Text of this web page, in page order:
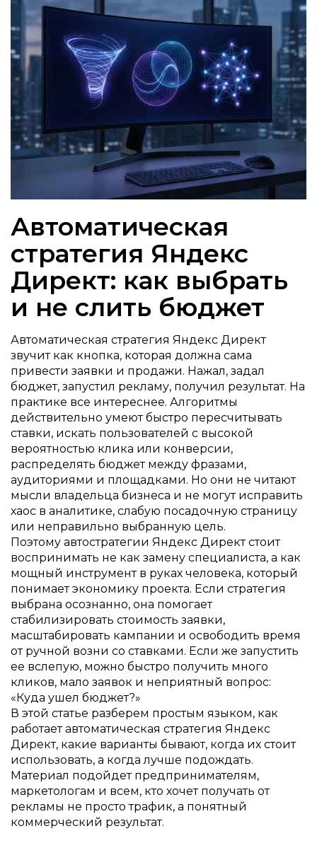
Автоматическая
стратегия Яндекс
Директ: как выбрать
и не слить бюджет
Автоматическая стратегия Яндекс Директ
звучит как кнопка, которая должна сама
привести заявки и продажи. Нажал, задал
бюджет, запустил рекламу, получил результат. На
практике все интереснее. Алгоритмы
действительно умеют быстро пересчитывать
ставки, искать пользователей с высокой
вероятностью клика или конверсии,
распределять бюджет между фразами,
аудиториями и площадками. Но они не читают
мысли владельца бизнеса и не могут исправить
хаос в аналитике, слабую посадочную страницу
или неправильно выбранную цель.
Поэтому автостратегии Яндекс Директ стоит
воспринимать не как замену специалиста, а как
мощный инструмент в руках человека, который
понимает экономику проекта. Если стратегия
выбрана осознанно, она помогает
стабилизировать стоимость заявки,
масштабировать кампании и освободить время
от ручной возни со ставками. Если же запустить
ее вслепую, можно быстро получить много
кликов, мало заявок и неприятный вопрос:
«Куда ушел бюджет?»
В этой статье разберем простым языком, как
работает автоматическая стратегия Яндекс
Директ, какие варианты бывают, когда их стоит
использовать, а когда лучше подождать.
Материал подойдет предпринимателям,
маркетологам и всем, кто хочет получать от
рекламы не просто трафик, а понятный
коммерческий результат.